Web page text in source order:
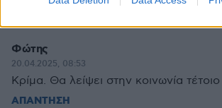
ΑΠΑΝΤΗΣΗ
Φώτης
20.04.2025, 08:53
Κρίμα. Θα λείψει στην κοινωνία τέτοιο
ΑΠΑΝΤΗΣΗ